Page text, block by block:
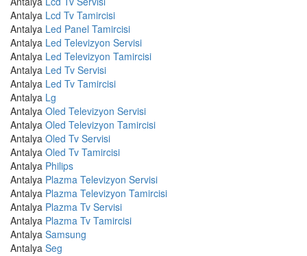
Antalya Lcd Tv Tamircisi
Antalya Led Panel Tamircisi
Antalya Led Televizyon Servisi
Antalya Led Televizyon Tamircisi
Antalya Led Tv Servisi
Antalya Led Tv Tamircisi
Antalya Lg
Antalya Oled Televizyon Servisi
Antalya Oled Televizyon Tamircisi
Antalya Oled Tv Servisi
Antalya Oled Tv Tamircisi
Antalya Philips
Antalya Plazma Televizyon Servisi
Antalya Plazma Televizyon Tamircisi
Antalya Plazma Tv Servisi
Antalya Plazma Tv Tamircisi
Antalya Samsung
Antalya Seg